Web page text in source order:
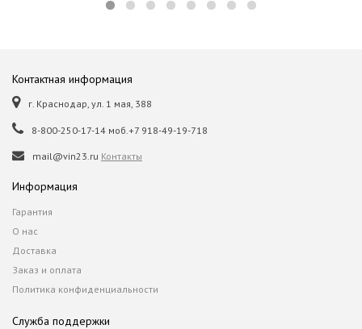
Контактная информация
г. Краснодар, ул. 1 мая, 388
8-800-250-17-14 моб.+7 918-49-19-718
mail@vin23.ru Контакты
Информация
Гарантия
О нас
Доставка
Заказ и оплата
Политика конфиденциальности
Служба поддержки